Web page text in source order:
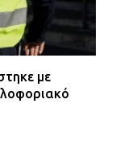
με